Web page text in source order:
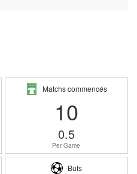
Matchs commencés
10
0.5
Per Game
Buts